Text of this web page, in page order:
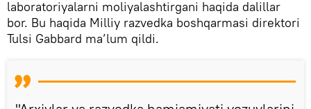
laboratoriyalarni moliyalashtirgani haqida dalillar
bor. Bu haqida Milliy razvedka boshqarmasi direktori
Tulsi Gabbard ma’lum qildi.